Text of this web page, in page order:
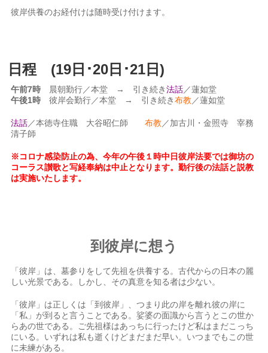
彼岸供養のお経付けは随時受け付けます。
日程 (19日･20日･21日)
午前7時 晨朝勤行／本堂 → 引き続き法話／蓮如堂
午後1時 彼岸会勤行／本堂 → 引き続き布教 ／蓮如堂
法話／本徳寺住職 大谷昭仁師 布教 ／加古川・金照寺 宰務
清子師
※コロナ感染防止の為、今年の午後１時中日彼岸法要では御坊の
コーラス讃歌と写経奉納は中止となります。勤行後の法話と説教
は実施いたします。
到彼岸に想う
「彼岸」は、墓参りをして先祖を供養する。古代からの日本の麗
しい光景である。しかし、その真意を知る者は少ない。
「彼岸」は正しくは「到彼岸」、つまり此の岸を離れ彼の岸に
「私」が到ると言うことである。娑婆の面識から言うとこの世か
らあの世である。ご先祖様はあっちに行ったけど私はまだこっち
にいる。いずれは私も逝くけどまだまだ早い。いつまでもこの世
に未練がある。